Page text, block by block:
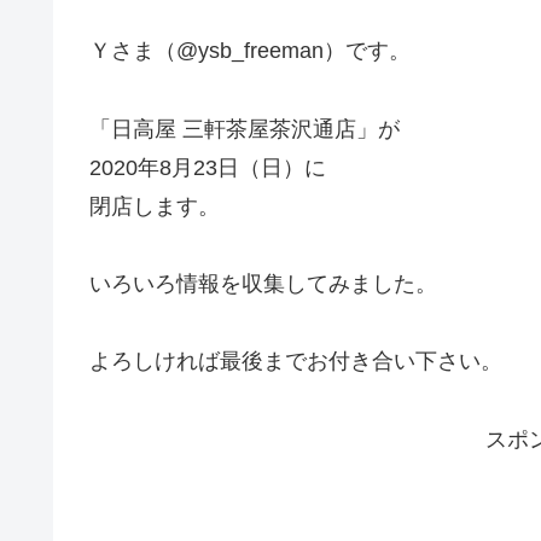
Ｙさま（@ysb_freeman）です。
「日高屋 三軒茶屋茶沢通店」が
2020年8月23日（日）に
閉店します。
いろいろ情報を収集してみました。
よろしければ最後までお付き合い下さい。
スポ